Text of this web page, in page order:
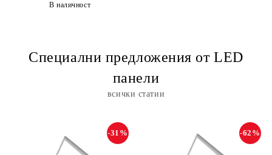
В наличност
Специални предложения от LED
панели
всички статии
-31% -62%